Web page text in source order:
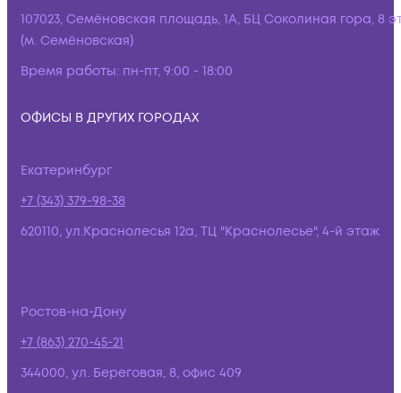
107023, Семёновская площадь, 1А, БЦ Соколиная гора, 8
(м. Семёновская)
Время работы: пн-пт, 9:00 - 18:00
ОФИСЫ В ДРУГИХ ГОРОДАХ
Екатеринбург
+7 (343) 379-98-38
620110, ул.Краснолесья 12а, ТЦ "Краснолесье", 4-й этаж
Ростов-на-Дону
+7 (863) 270-45-21
344000, ул. Береговая, 8, офис 409